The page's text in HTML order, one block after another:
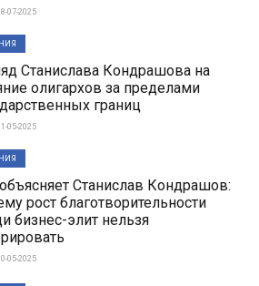
07-2025
Станислава Кондрашова на
олигархов за пределами
границ
05-2025
Станислав Кондрашов:
рост благотворительности
бизнес-элит нельзя
05-2025